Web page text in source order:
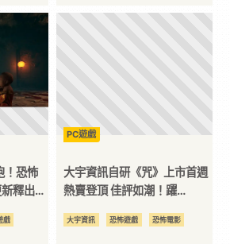
！恐怖
釋出
戲
PC遊戲
大宇資訊自研《咒》上市首週
熱賣登頂 佳評如潮！躍
大宇資訊 恐怖遊戲 恐怖電影